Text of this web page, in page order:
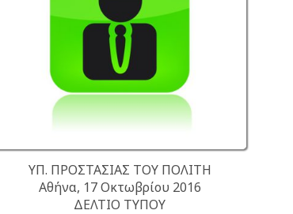
ΥΠ. ΠΡΟΣΤΑΣΙΑΣ ΤΟΥ ΠΟΛΙΤΗ
Αθήνα, 17 Οκτωβρίου 2016
ΔΕΛΤΙΟ ΤΥΠΟΥ